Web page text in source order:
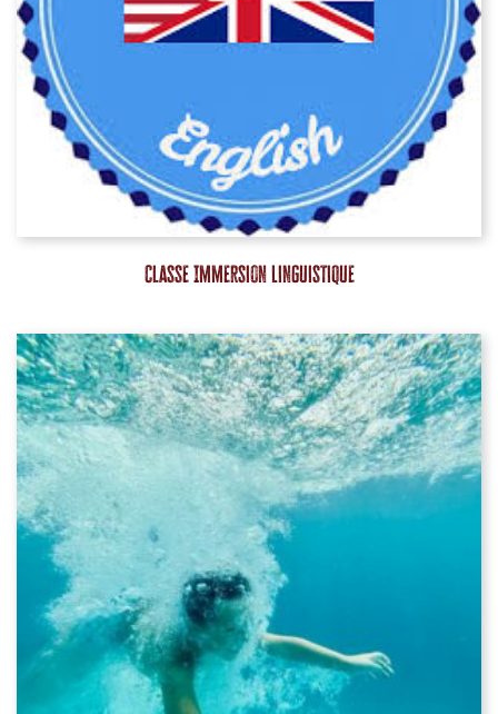
Classe Immersion Linguistique